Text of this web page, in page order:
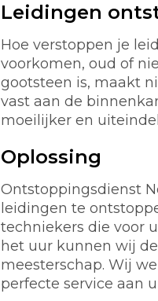
Leidingen
Hoe verstoppen je
voorkomen, oud of
gootsteen is, maakt
vast aan de
moeilijker en
Oplossing
Ontstoppingsdienst
leidingen te
techniekers die voor
het uur kunnen wij
meesterschap. Wij
perfecte service aan